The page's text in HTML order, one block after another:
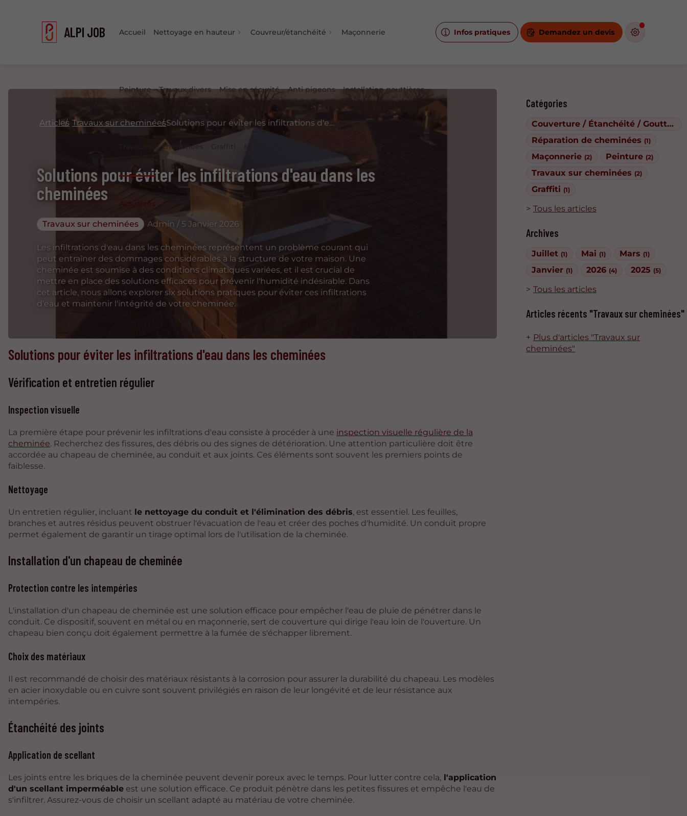
ALPI JOB Accueil Nettoyage en hauteur Couvreur/étanchéité Maçonnerie
Peinture Travaux divers Mise en sécurité Anti pigeons Installation gouttières
Travaux sur cheminées
Actualités
Infos pratiques Demandez un devis
Catégories
Couverture / Étanchéité / Gouttières
Réparation de cheminées (1)
Maçonnerie (2) Peinture (2)
Travaux sur cheminées (2)
Graffiti (1)
Tous les articles
Archives
Juillet (1) Mai (1) Mars (1)
Janvier (1) 2026 (4) 2025 (5)
Tous les articles
Articles récents "Travaux sur cheminées"
Plus d'articles "Travaux sur
cheminées"
Articles Travaux sur cheminées Solutions pour éviter les infiltrations d'eau dans les cheminées
Solutions pour éviter les infiltrations d'eau dans les
cheminées
Travaux sur cheminées Admin / 5 Janvier 2026
Les infiltrations d'eau dans les cheminées représentent un problème courant qui
peut entraîner des dommages considérables à la structure de votre maison. Une
cheminée est soumise à des conditions climatiques variées, et il est crucial de
mettre en place des solutions efficaces pour prévenir l'humidité indésirable. Dans
cet article, nous allons explorer six solutions pratiques pour éviter ces infiltrations
d'eau et maintenir l'intégrité de votre cheminée.
Solutions pour éviter les infiltrations d'eau dans les cheminées
Vérification et entretien régulier
Inspection visuelle
La première étape pour prévenir les infiltrations d'eau consiste à procéder à une inspection visuelle régulière de la
cheminée. Recherchez des fissures, des débris ou des signes de détérioration. Une attention particulière doit être
accordée au chapeau de cheminée, au conduit et aux joints. Ces éléments sont souvent les premiers points de
faiblesse.
Nettoyage
Un entretien régulier, incluant le nettoyage du conduit et l'élimination des débris, est essentiel. Les feuilles,
branches et autres résidus peuvent obstruer l'évacuation de l'eau et créer des poches d'humidité. Un conduit propre
permet également de garantir un tirage optimal lors de l'utilisation de la cheminée.
Installation d'un chapeau de cheminée
Protection contre les intempéries
L'installation d'un chapeau de cheminée est une solution efficace pour empêcher l'eau de pluie de pénétrer dans le
conduit. Ce dispositif, souvent en métal ou en maçonnerie, sert de couverture qui dirige l'eau loin de l'ouverture. Un
chapeau bien conçu doit également permettre à la fumée de s'échapper librement.
Choix des matériaux
Il est recommandé de choisir des matériaux résistants à la corrosion pour assurer la durabilité du chapeau. Les modèles
en acier inoxydable ou en cuivre sont souvent privilégiés en raison de leur longévité et de leur résistance aux
intempéries.
Étanchéité des joints
Application de scellant
Les joints entre les briques de la cheminée peuvent devenir poreux avec le temps. Pour lutter contre cela, l'application
d'un scellant imperméable est une solution efficace. Ce produit pénètre dans les petites fissures et empêche l'eau de
s'infiltrer. Assurez-vous de choisir un scellant adapté au matériau de votre cheminée.